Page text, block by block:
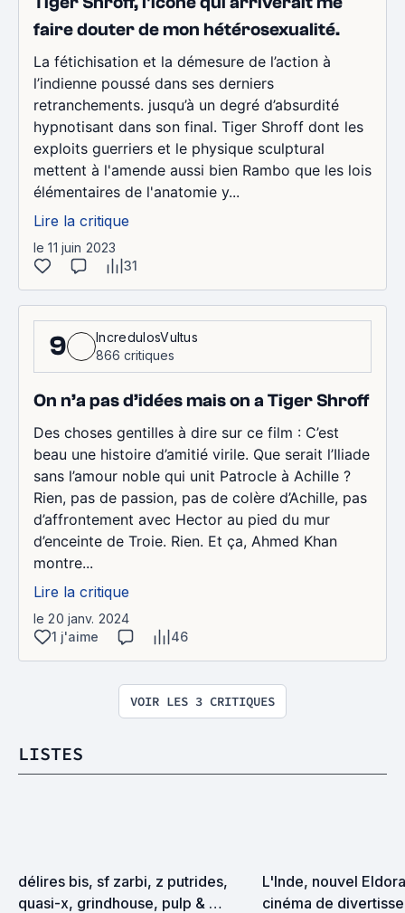
faire douter de mon hétérosexualité.
La fétichisation et la démesure de l’action à
l’indienne poussé dans ses derniers
retranchements. jusqu’à un degré d’absurdité
hypnotisant dans son final. Tiger Shroff dont les
exploits guerriers et le physique sculptural
mettent à l'amende aussi bien Rambo que les lois
élémentaires de l'anatomie y...
Lire la critique
le 11 juin 2023
31
9
IncredulosVultus
866 critiques
On n’a pas d’idées mais on a Tiger Shroff
Des choses gentilles à dire sur ce film : C’est
beau une histoire d’amitié virile. Que serait l’Iliade
sans l’amour noble qui unit Patrocle à Achille ?
Rien, pas de passion, pas de colère d’Achille, pas
d’affrontement avec Hector au pied du mur
d’enceinte de Troie. Rien. Et ça, Ahmed Khan
montre...
Lire la critique
le 20 janv. 2024
1 j'aime
46
VOIR LES 3 CRITIQUES
LISTES
délires bis, sf zarbi, z putrides,
quasi-x, grindhouse, pulp &
L'Inde, nouvel
cinéma de